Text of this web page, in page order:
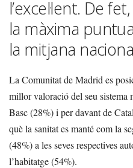
l’excel·lent. De
la màxima
la mitjana
La Comunitat de Madrid es
millor valoració del seu sistema
Basc (28%) i per davant de
què la sanitat es manté com la
(48%) a les seves respectives
l’habitatge (54%).